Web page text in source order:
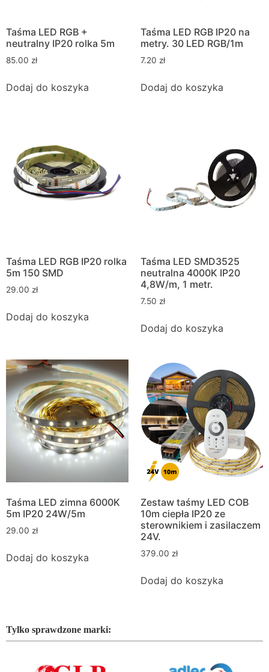
Taśma LED RGB +
neutralny IP20 rolka 5m
85.00 zł
Dodaj do koszyka
Taśma LED RGB IP20 na
metry. 30 LED RGB/1m
7.20 zł
Dodaj do koszyka
Taśma LED RGB IP20 rolka
5m 150 SMD
29.00 zł
Dodaj do koszyka
Taśma LED SMD3525
neutralna 4000K IP20
4,8W/m, 1 metr.
7.50 zł
Dodaj do koszyka
Taśma LED zimna 6000K
5m IP20 24W/5m
29.00 zł
Dodaj do koszyka
Zestaw taśmy LED COB
10m ciepła IP20 ze
sterownikiem i zasilaczem
24V.
379.00 zł
Dodaj do koszyka
Tylko sprawdzone marki: